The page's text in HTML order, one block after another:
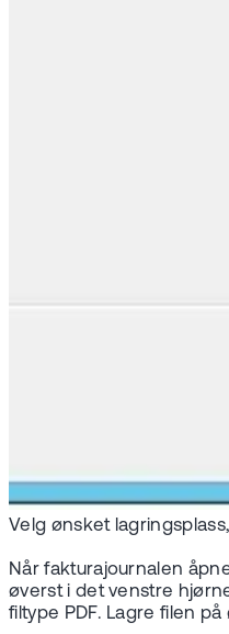
Velg ønsket lagringsplass,
Når fakturajournalen
øverst i det venstre
filtype PDF. Lagre filen